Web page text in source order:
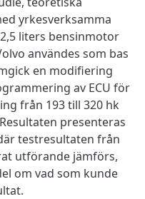
yrkesverksamma
liters bensinmotor
användes som bas
en modifiering
av ECU för
från 193 till 320 hk
presenteras
testresultaten från
utförande jämförs,
om vad som kunde